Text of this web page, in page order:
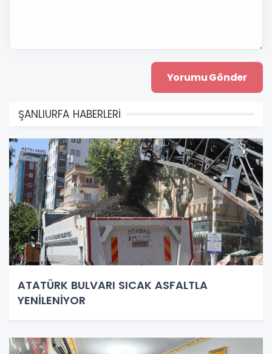
ŞANLIURFA HABERLERİ
ATATÜRK BULVARI SICAK ASFALTLA
YENİLENİYOR